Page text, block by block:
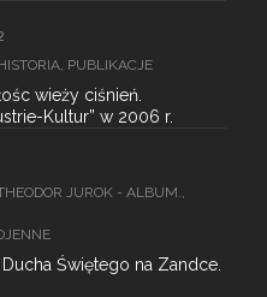
, PUBLIKACJE
wieży ciśnień.
Kultur” w 2006 r.
JUROK - ALBUM.,
Świętego na Zandce.